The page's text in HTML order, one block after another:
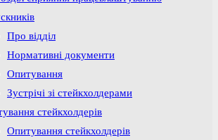
Про відділ
Нормативні документи
Опитування
Зустрічі зі стейкхолдерами
стейкхолдерів
Опитування стейкхолдерів